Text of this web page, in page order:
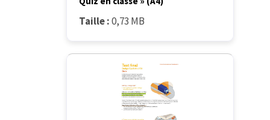
Taille :0,73 MB